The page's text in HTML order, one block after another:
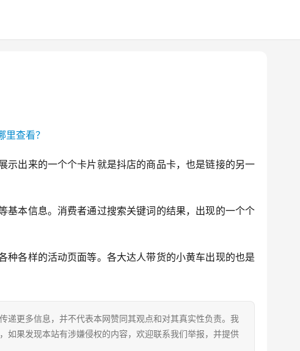
示出来的一个个卡片就是抖店的商品卡，也是链接的另一
基本信息。消费者通过搜索关键词的结果，出现的一个个
种各样的活动页面等。各大达人带货的小黄车出现的也是
递更多信息，并不代表本网赞同其观点和对其真实性负责。我
如果发现本站有涉嫌侵权的内容，欢迎联系我们举报，并提供